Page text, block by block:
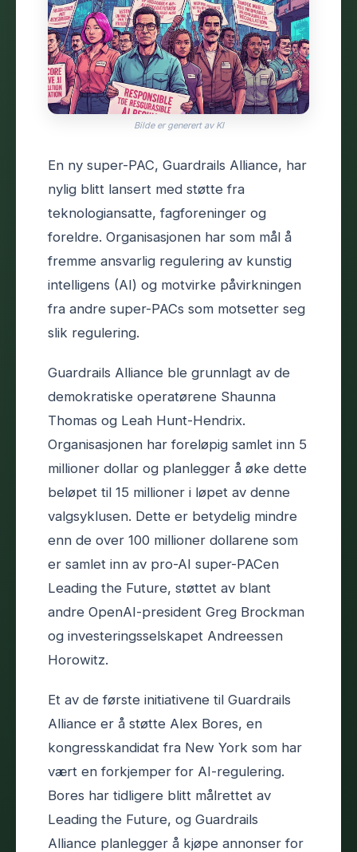
Bilde er generert av KI
En ny super-PAC, Guardrails Alliance, har
nylig blitt lansert med støtte fra
teknologiansatte, fagforeninger og
foreldre. Organisasjonen har som mål å
fremme ansvarlig regulering av kunstig
intelligens (AI) og motvirke påvirkningen
fra andre super-PACs som motsetter seg
slik regulering.
Guardrails Alliance ble grunnlagt av de
demokratiske operatørene Shaunna
Thomas og Leah Hunt-Hendrix.
Organisasjonen har foreløpig samlet inn 5
millioner dollar og planlegger å øke dette
beløpet til 15 millioner i løpet av denne
valgsyklusen. Dette er betydelig mindre
enn de over 100 millioner dollarene som
er samlet inn av pro-AI super-PACen
Leading the Future, støttet av blant
andre OpenAI-president Greg Brockman
og investeringsselskapet Andreessen
Horowitz.
Et av de første initiativene til Guardrails
Alliance er å støtte Alex Bores, en
kongresskandidat fra New York som har
vært en forkjemper for AI-regulering.
Bores har tidligere blitt målrettet av
Leading the Future, og Guardrails
Alliance planlegger å kjøpe annonser for